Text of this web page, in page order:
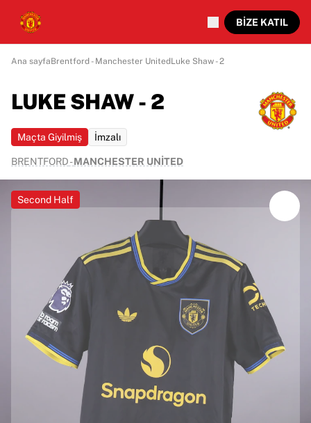
BIZE KATIL
Ana sayfaBrentford - Manchester UnitedLuke Shaw - 2
LUKE SHAW - 2
Maçta Giyilmiş İmzalı
BRENTFORD-MANCHESTER UNITED
Second Half